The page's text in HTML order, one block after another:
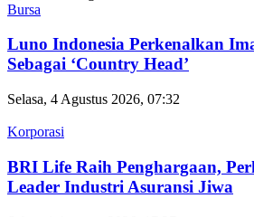
Bursa
Luno Indonesia Perkenalkan
Sebagai ‘Country Head’
Selasa, 4 Agustus 2026, 07:32
Korporasi
BRI Life Raih Penghargaan,
Leader Industri Asuransi Jiwa